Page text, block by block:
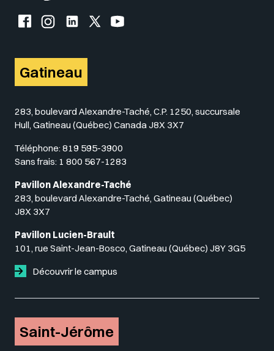
Facebook de l'UQO
Instagram de l'UQO
LinkedIn de l'UQO
X (Twitter) de l'UQO
YouTube de l'UQO
Gatineau
283, boulevard Alexandre-Taché, C.P. 1250, succursale
Hull, Gatineau (Québec) Canada J8X 3X7
Téléphone: 819 595-3900
Sans frais: 1 800 567-1283
Pavillon Alexandre-Taché
283, boulevard Alexandre-Taché, Gatineau (Québec)
J8X 3X7
Pavillon Lucien-Brault
101, rue Saint-Jean-Bosco, Gatineau (Québec) J8Y 3G5
Découvrir le campus
Saint-Jérôme